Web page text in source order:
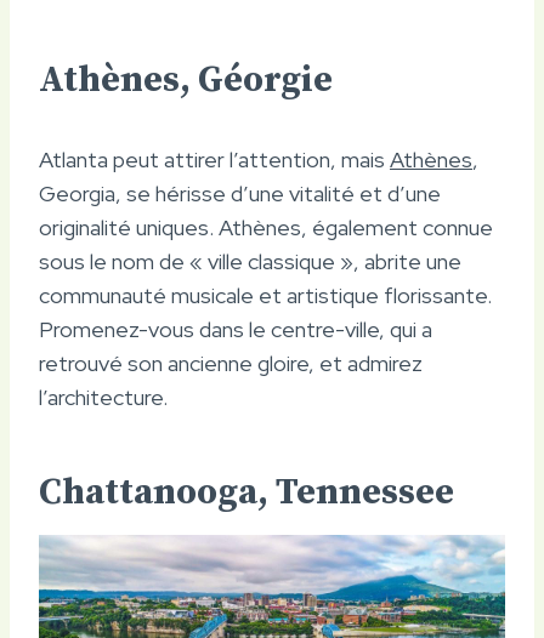
Athènes, Géorgie
Atlanta peut attirer l’attention, mais Athènes,
Georgia, se hérisse d’une vitalité et d’une
originalité uniques. Athènes, également connue
sous le nom de « ville classique », abrite une
communauté musicale et artistique florissante.
Promenez-vous dans le centre-ville, qui a
retrouvé son ancienne gloire, et admirez
l’architecture.
Chattanooga, Tennessee